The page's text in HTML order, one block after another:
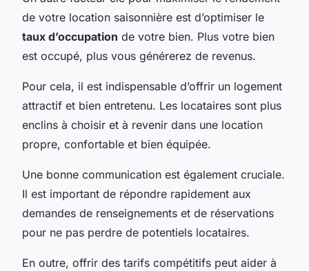
de votre location saisonnière est d’optimiser le
taux d’occupation de votre bien. Plus votre bien
est occupé, plus vous générerez de revenus.
Pour cela, il est indispensable d’offrir un logement
attractif et bien entretenu. Les locataires sont plus
enclins à choisir et à revenir dans une location
propre, confortable et bien équipée.
Une bonne communication est également cruciale.
Il est important de répondre rapidement aux
demandes de renseignements et de réservations
pour ne pas perdre de potentiels locataires.
En outre, offrir des tarifs compétitifs peut aider à